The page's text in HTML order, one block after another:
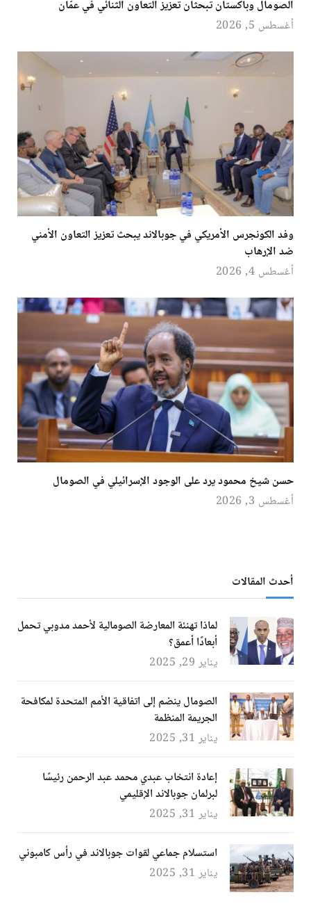
الصومال وباكستان تبحثان تعزيز التعاون الثنائي في عمّان
أغسطس 5, 2026
وفد الكونجرس الأمريكي في جوبالاند يبحث تعزيز التعاون الأمني
ضد الإرهاب
أغسطس 4, 2026
حسن شيخ محمود يرد على الوجود الإسرائيلي في الصومال
أغسطس 3, 2026
أحدث المقالات
لماذا تهنئة المعارضة الصومالية لأحمد مدوبي تحمل
أبعادًا أعمق؟
يناير 29, 2025
الصومال ينضم إلى اتفاقية الأمم المتحدة لمكافحة
الجريمة المنظمة
يناير 31, 2025
إعادة انتخاب عبدي محمد عبد الرحمن رئيسًا
لبرلمان جوبالاند الإقليمي
يناير 31, 2025
استسلام جماعي لقوات جوبالاند في رأس كامبوني
يناير 31, 2025